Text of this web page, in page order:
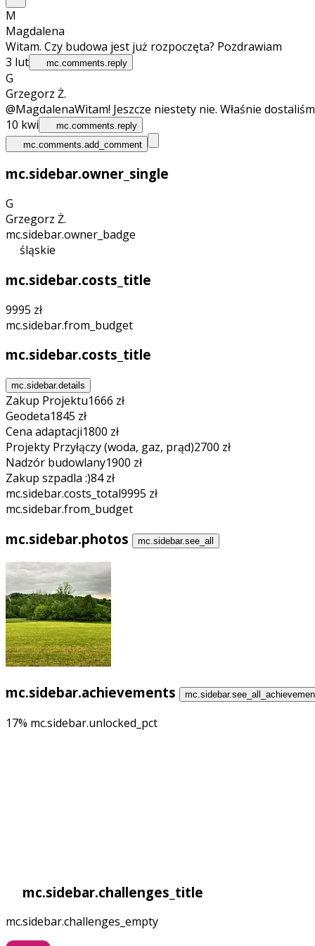
M
Magdalena
Witam. Czy budowa jest już rozpoczęta? Pozdrawiam
3 lut
mc.comments.reply
G
Grzegorz Ż.
@MagdalenaWitam! Jeszcze niestety nie. Właśnie
10 kwi
mc.comments.reply
mc.comments.add_comment
mc.sidebar.owner_single
G
Grzegorz Ż.
mc.sidebar.owner_badge
śląskie
mc.sidebar.costs_title
9995 zł
mc.sidebar.from_budget
mc.sidebar.costs_title
mc.sidebar.details
Zakup Projektu1666 zł
Geodeta1845 zł
Cena adaptacji1800 zł
Projekty Przyłączy (woda, gaz, prąd)2700 zł
Nadzór budowlany1900 zł
Zakup szpadla :)84 zł
mc.sidebar.costs_total9995 zł
mc.sidebar.from_budget
mc.sidebar.photos mc.sidebar.see_all
mc.sidebar.achievements
17% mc.sidebar.unlocked_pct
mc.sidebar.challenges_title
mc.sidebar.challenges_empty